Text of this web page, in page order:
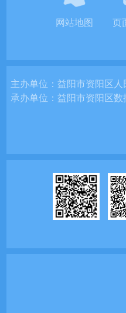
网站地图 页
主办单位：益阳市资阳区
承办单位：益阳市资阳区数